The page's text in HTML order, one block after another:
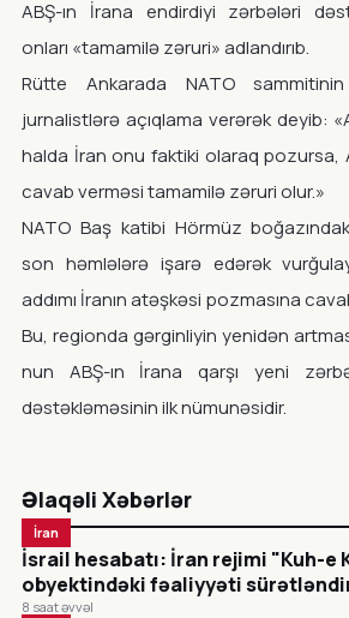
ABŞ-ın İrana endirdiyi zərbələri
onları «tamamilə zəruri» adlandırıb.
Rütte Ankarada NATO sammitinin
jurnalistlərə açıqlama verərək deyib:
halda İran onu faktiki olaraq pozursa,
cavab verməsi tamamilə zəruri olur.»
NATO Baş katibi Hörmüz
son həmlələrə işarə edərək
addımı İranın atəşkəsi pozmasına
Bu, regionda gərginliyin yenidən
nun ABŞ-ın İrana qarşı yeni
dəstəkləməsinin ilk nümunəsidir.
Əlaqəli Xəbərlər
İran
İsrail hesabatı: İran rejimi "Kuh-e
obyektindəki fəaliyyəti
8 saat əvvəl